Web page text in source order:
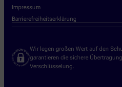
Impressum
Barrierefreiheitserklärung
Wir legen großen Wert auf den
garantieren die sichere
Verschlüsselung.